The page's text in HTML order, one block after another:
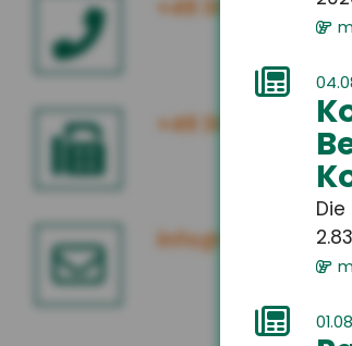
+49 3671 6743-0
+49 3671 6743-22
info@hsh24.de